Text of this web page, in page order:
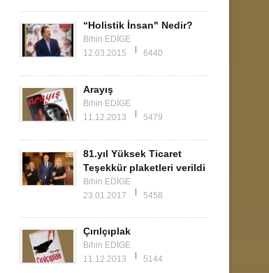
“Holistik İnsan" Nedir?
Bihin EDİGE
12.03.2015
6440
Arayış
Bihin EDİGE
11.12.2013
5479
81.yıl Yüksek Ticaret
Teşekkür plaketleri verildi
Bihin EDİGE
23.01.2017
5458
Çırılçıplak
Bihin EDİGE
11.12.2013
5144